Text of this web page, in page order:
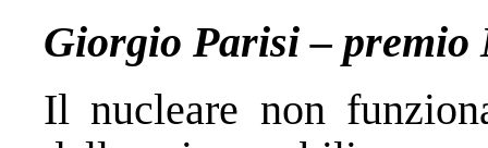
Giorgio Parisi – premio
Il nucleare non